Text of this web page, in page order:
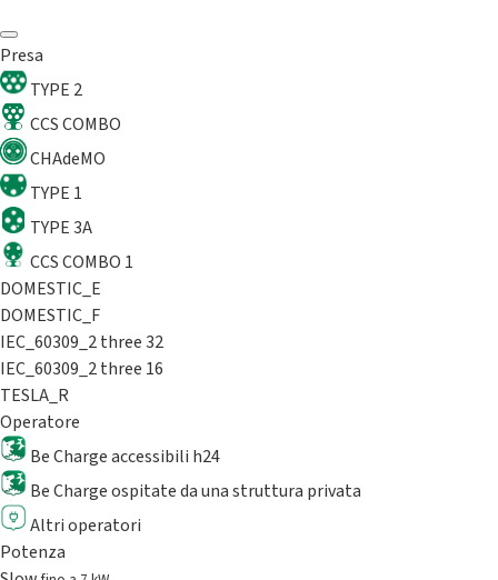
Presa
TYPE 2
CCS COMBO
CHAdeMO
TYPE 1
TYPE 3A
CCS COMBO 1
DOMESTIC_E
DOMESTIC_F
IEC_60309_2 three 32
IEC_60309_2 three 16
TESLA_R
Operatore
Be Charge accessibili h24
Be Charge ospitate da una struttura privata
Altri operatori
Potenza